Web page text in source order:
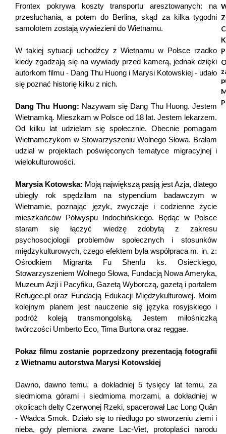
Frontex pokrywa koszty transportu aresztowanych: na
przesłuchania, a potem do Berlina, skąd za kilka tygodni
samolotem zostają wywiezieni do Wietnamu.
W takiej sytuacji uchodźcy z Wietnamu w Polsce rzadko
kiedy zgadzają się na wywiady przed kamerą, jednak dzięki
autorkom filmu - Dang Thu Huong i Marysi Kotowskiej - udało
się poznać historię kilku z nich.
Dang Thu Huong: Nazywam się Dang Thu Huong. Jestem
Wietnamką. Mieszkam w Polsce od 18 lat. Jestem lekarzem.
Od kilku lat udzielam się społecznie. Obecnie pomagam
Wietnamczykom w Stowarzyszeniu Wolnego Słowa. Brałam
udział w projektach poświęconych tematyce migracyjnej i
wielokulturowości.
Marysia Kotowska: Moją największą pasją jest Azja, dlatego
ubiegły rok spędziłam na stypendium badawczym w
Wietnamie, poznając język, zwyczaje i codzienne życie
mieszkańców Półwyspu Indochińskiego. Będąc w Polsce
staram się łączyć wiedzę zdobytą z zakresu
psychosocjologii problemów społecznych i stosunków
międzykulturowych, czego efektem była współpraca m. in. z:
Ośrodkiem Migranta Fu Shenfu ks. Osieckiego,
Stowarzyszeniem Wolnego Słowa, Fundacją Nowa Ameryka,
Muzeum Azji i Pacyfiku, Gazetą Wyborczą, gazetą i portalem
Refugee.pl oraz Fundacją Edukacji Międzykulturowej. Moim
kolejnym planem jest nauczenie się języka rosyjskiego i
podróż koleją transmongolską. Jestem miłośniczką
twórczości Umberto Eco, Tima Burtona oraz reggae.
Pokaz filmu zostanie poprzedzony prezentacją fotografii
z Wietnamu autorstwa Marysi Kotowskiej
Dawno, dawno temu, a dokładniej 5 tysięcy lat temu, za
siedmioma górami i siedmioma morzami, a dokładniej w
okolicach delty Czerwonej Rzeki, spacerował Lac Long Quân
- Władca Smok. Działo się to niedługo po stworzeniu ziemi i
nieba, gdy plemiona zwane Lac-Viet, protoplaści narodu